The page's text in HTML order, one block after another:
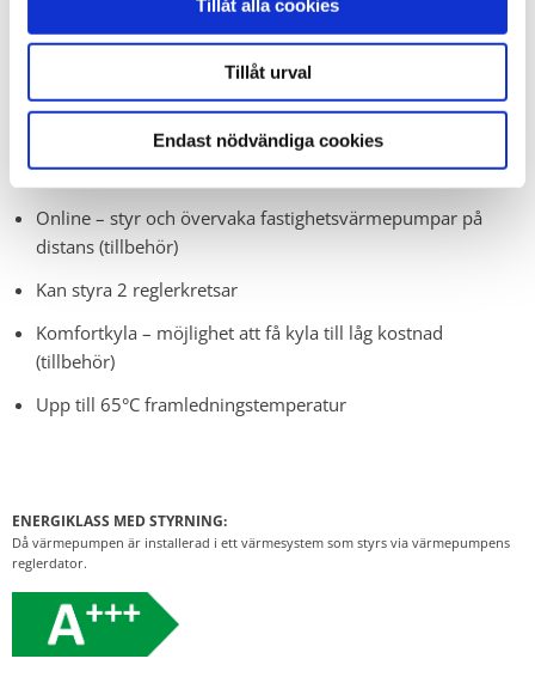
Tillåt alla cookies
Tillåt urval
Endast nödvändiga cookies
sjövärme och frånluft
Finns i effektstorlekarna 22, 26, 33 och 42 kW
Hetgasväxlare
Varmvatten produceras till hög temperatur och låg
kostnad i samband med att värmepumpen värmer huset
Online – styr och övervaka fastighetsvärmepumpar på
distans (tillbehör)
Kan styra 2 reglerkretsar
Komfortkyla – möjlighet att få kyla till låg kostnad
(tillbehör)
Upp till 65°C framledningstemperatur
ENERGIKLASS MED STYRNING:
Då värmepumpen är installerad i ett värmesystem som styrs via värmepumpens
reglerdator.